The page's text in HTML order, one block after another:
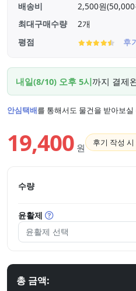
배송비
2,500원
최대구매수량
2개
평점
후
내일(8/10) 오후 5시까지 결제
안심택배를 통해서도 물건을 받아보
19,400 원 후기 작성
수량
윤활제
윤활제 선택
총 금액: